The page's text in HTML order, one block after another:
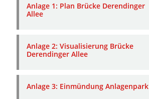
Anlage 1: Plan Brücke Derendinger
Allee
Anlage 2: Visualisierung Brücke
Derendinger Allee
Anlage 3: Einmündung Anlagenpark